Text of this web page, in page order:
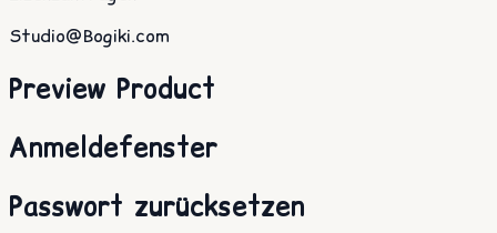
Studio@Bogiki.com
Preview Product
Anmeldefenster
Passwort zurücksetzen